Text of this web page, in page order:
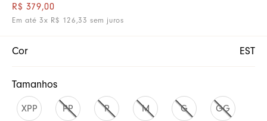
R$ 379,00
Em até3x R$ 126 ,33 sem juros
Cor EST
Tamanhos
XPP PP P M G GG